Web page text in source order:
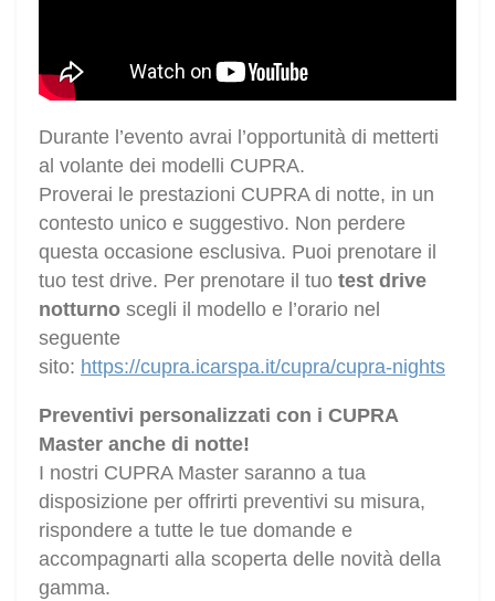
Durante l’evento avrai l’opportunità di metterti
al volante dei modelli CUPRA.
Proverai le prestazioni CUPRA di notte, in un
contesto unico e suggestivo. Non perdere
questa occasione esclusiva. Puoi prenotare il
tuo test drive. Per prenotare il tuo test drive
notturno scegli il modello e l’orario nel
seguente
sito: https://cupra.icarspa.it/cupra/cupra-nights
Preventivi personalizzati con i CUPRA
Master anche di notte!
I nostri CUPRA Master saranno a tua
disposizione per offrirti preventivi su misura,
rispondere a tutte le tue domande e
accompagnarti alla scoperta delle novità della
gamma.